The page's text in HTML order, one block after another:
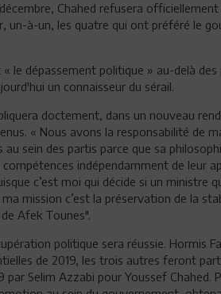
Chahed refusera
un-à-un, les quatre qui ont préféré le
le dépassement politique » au-delà
un connaisseur du sérail.
doctement, dans un nouveau
« Nous avons la responsabilité de
sein des partis parce que sa
indépendamment de leur
c’est moi qui décide si un
mission c’est la préservation de la
Afek Tounes".
politique sera réussie. Hormis
de 2019, les trois autres feront
Selim Azzabi pour Youssef Chahed.